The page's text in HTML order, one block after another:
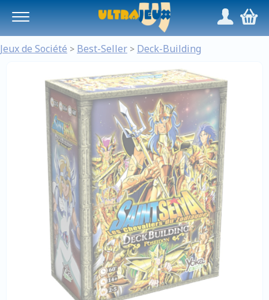
/,
Jeux de Société > Best-Seller > Deck-Building